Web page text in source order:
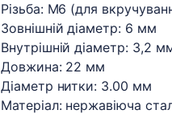
Різьба: М6 (для
Зовнішній діаметр: 6 мм
Внутрішній діаметр: 3,2
Довжина: 22 мм
Діаметр нитки: 3.00 мм
Матеріал: нержавіюча